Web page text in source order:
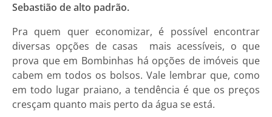
Sebastião de alto padrão.
Pra quem quer economizar, é possível encontrar
diversas opções de casas mais acessíveis, o que
prova que em Bombinhas há opções de imóveis que
cabem em todos os bolsos. Vale lembrar que, como
em todo lugar praiano, a tendência é que os preços
cresçam quanto mais perto da água se está.